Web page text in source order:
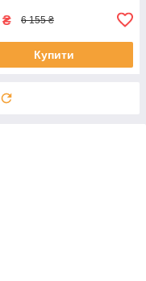
₴ 6 155 ₴
Купити